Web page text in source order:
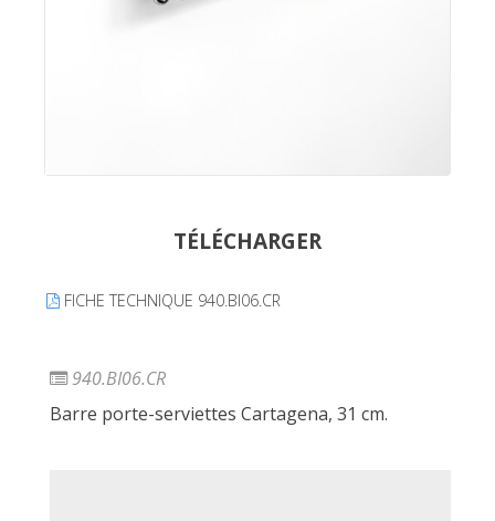
TÉLÉCHARGER
FICHE TECHNIQUE 940.BI06.CR
940.BI06.CR
Barre porte-serviettes Cartagena, 31 cm.